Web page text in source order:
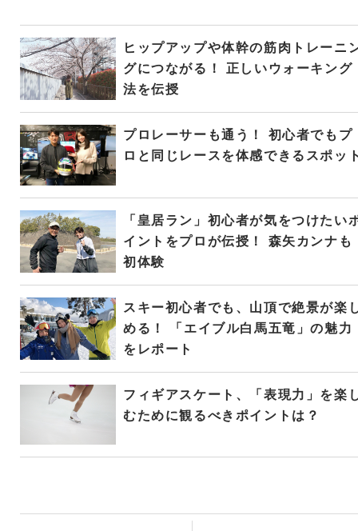
ヒップアップや体幹の筋肉トレーニ
グにつながる！ 正しいウォーキング
法を伝授
プロレーサーも通う！ 初心者でもプ
ロと同じレースを体感できるスポッ
「皇居ラン」初心者が気をつけたい
イントをプロが伝授！ 森矢カンナも
初体験
スキー初心者でも、山頂で絶景が楽
める！ 「エイブル白馬五竜」の魅力
をレポート
フィギアスケート、「表現力」を楽
むために観るべきポイントは？